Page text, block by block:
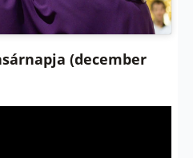
(december